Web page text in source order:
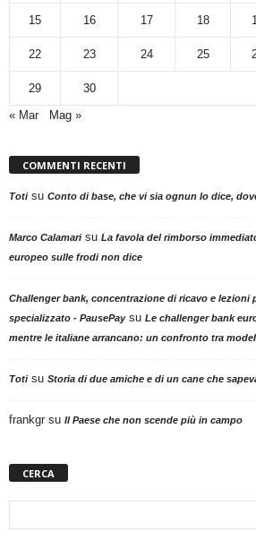
15 16 17 18
22 23 24 25
29
30
« Mar
Mag »
COMMENTI RECENTI
Totisu Conto di base, che vi sia ognun lo dice,
Marco Calamarisu La favola del rimborso
europeo sulle frodi non dice
Challenger bank, concentrazione di ricavo e lezioni
specializzato - PausePaysu Le challenger bank
mentre le italiane arrancano: un confronto tra
Totisu Storia di due amiche e di un cane che
frankgr su Il Paese che non scende più in campo
CERCA